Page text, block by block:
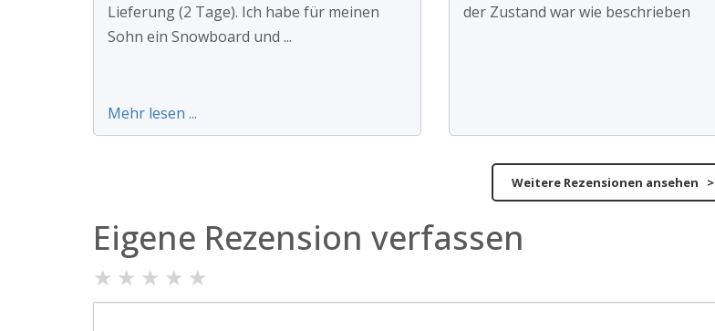
Lieferung (2 Tage). Ich habe für meinen
Sohn ein Snowboard und ...
Mehr lesen ...
der Zustand war wie beschrieben
Weitere Rezensionen ansehen >
Eigene Rezension verfassen
★ ★ ★ ★ ★